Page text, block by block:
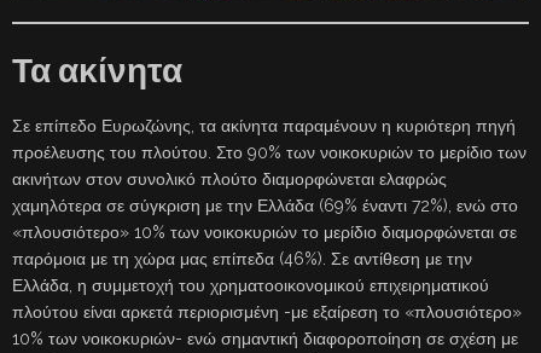
Τα ακίνητα
Σε επίπεδο Ευρωζώνης, τα ακίνητα παραμένουν η κυριότερη πηγή
προέλευσης του πλούτου. Στο 90% των νοικοκυριών το μερίδιο των
ακινήτων στον συνολικό πλούτο διαμορφώνεται ελαφρώς
χαμηλότερα σε σύγκριση με την Ελλάδα (69% έναντι 72%), ενώ στο
«πλουσιότερο» 10% των νοικοκυριών το μερίδιο διαμορφώνεται σε
παρόμοια με τη χώρα μας επίπεδα (46%). Σε αντίθεση με την
Ελλάδα, η συμμετοχή του χρηματοοικονομικού επιχειρηματικού
πλούτου είναι αρκετά περιορισμένη -με εξαίρεση το «πλουσιότερο»
10% των νοικοκυριών- ενώ σημαντική διαφοροποίηση σε σχέση με